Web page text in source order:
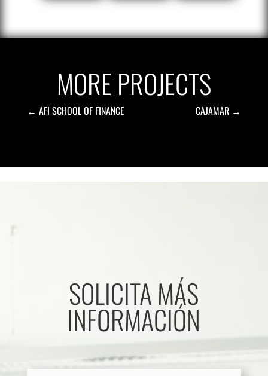
MORE PROJECTS
← AFI SCHOOL OF FINANCE CAJAMAR →
SOLICITA MÁS
INFORMACIÓN